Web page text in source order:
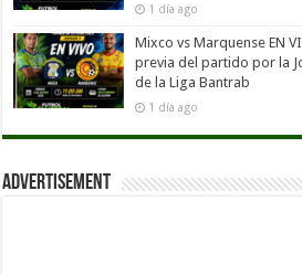
1 día ago
Mixco vs Marquense EN
previa del partido por la
de la Liga Bantrab
1 día ago
Advertisement